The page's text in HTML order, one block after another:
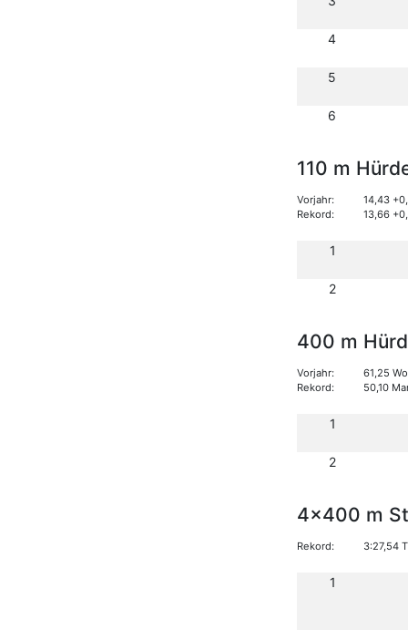
4
5
6
110 m
Vorjahr:
14,43
Rekord:
13,66
1
2
400 m
Vorjahr:
61,25
Rekord:
50,10
1
2
4x400 m
Rekord: 3:27,54
1